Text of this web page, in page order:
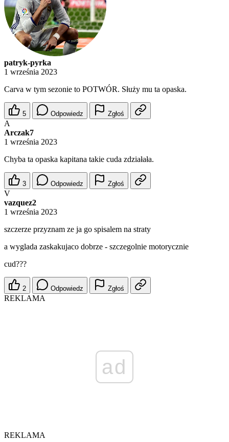
patryk-pyrka
1 września 2023
Carva w tym sezonie to POTWÓR. Służy mu ta opaska.
5 Odpowiedz Zgłoś
A
Arczak7
1 września 2023
Chyba ta opaska kapitana takie cuda zdziałała.
3 Odpowiedz Zgłoś
V
vazquez2
1 września 2023
szczerze przyznam ze ja go spisalem na straty
a wyglada zaskakujaco dobrze - szczegolnie motorycznie
cud???
2 Odpowiedz Zgłoś
REKLAMA
ad
REKLAMA